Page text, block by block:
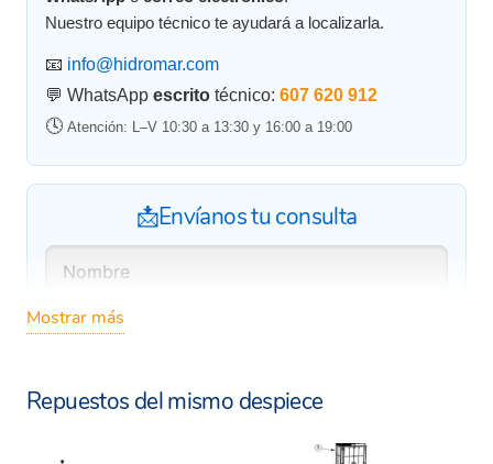
Nuestro equipo técnico te ayudará a localizarla.
📧 info@hidromar.com
💬 WhatsApp escrito técnico: 607 620 912
🕓 Atención: L–V 10:30 a 13:30 y 16:00 a 19:00
📩Envíanos tu consulta
Mostrar más
Repuestos del mismo despiece